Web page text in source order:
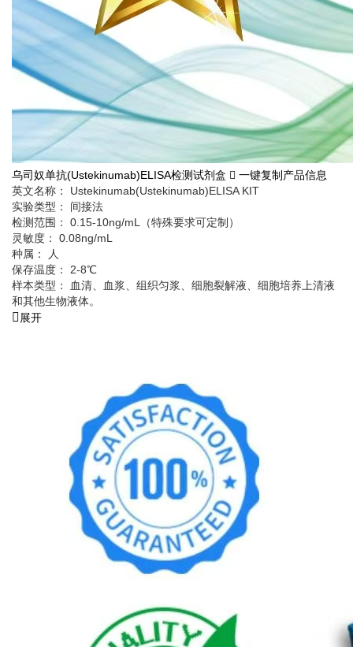
乌司奴单抗(Ustekinumab)ELISA检测试剂盒
一键复制产品信息
英文名称： Ustekinumab(Ustekinumab)ELISA KIT
实验类型： 间接法
检测范围： 0.15-10ng/mL（特殊要求可定制）
灵敏度： 0.08ng/mL
种属： 人
保存温度： 2-8℃
样本类型： 血清、血浆、组织匀浆、细胞裂解液、细胞培养上清液
和其他生物液体。
展开